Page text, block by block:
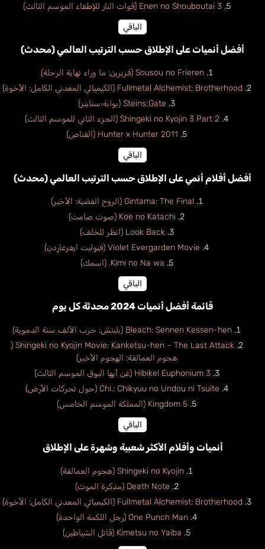
Enen no Shouboutai 3 (قوات النار للإطفاء الموسم الثالث)
الباقي
أفضل أنميات على الإطلاق حسب الترتيب العالمي (محدث)
Sousou no Frieren (فريرين: ما وراء نهاية الرحلة)
Fullmetal Alchemist: Brotherhood (الكيميائي المعدني الكامل: الأخوة)
Steins;Gate (بوابة؛ستاينز)
Shingeki no Kyojin 3 Part 2 (الجزء الثاني للموسم الثالث)
Hunter x Hunter 2011 (القناص)
الباقي
أفضل أفلام أنمي على الإطلاق حسب الترتيب العالمي (محدث)
Gintama: The Final (الروح الفضية: الأخير)
Koe no Katachi (صوت صامت)
Look Back (انظر للخلف)
Violet Evergarden Movie (فيوليت ايفرغاردن)
Kimi no Na wa. (اسمك)
الباقي
قائمة أفضل أنميات 2024 محدثة كل يوم
Bleach: Sennen Kessen-hen (بليتش: حرب الألف سنة الدموية)
Shingeki no Kyojin Movie: Kanketsu-hen – The Last Attack (
هجوم العمالقة: الهجوم الأخير)
Hibike! Euphonium 3 (غن أيها البوق الموسم الثالث)
Chi.: Chikyuu no Undou ni Tsuite (حول تحركات الأرض)
Kingdom 5 (المملكة الموسم الخامس)
الباقي
أنميات وأفلام الأكثر شعبية وشهرة على الإطلاق
Shingeki no Kyojin (هجوم العمالقة)
Death Note (مذكرة الموت)
Fullmetal Alchemist: Brotherhood (الكيميائي المعدني الكامل: الأخوة)
One Punch Man (رجل اللكمة الواحدة)
Kimetsu no Yaiba (قاتل الشياطين)